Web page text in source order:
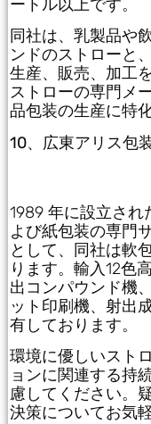
ートル以上です。
同社は、乳製品や
ンドのストローと
生産、販売、加工
ストローの専門メ
品包装の生産に特
10、広東アリス包
1989 年に設立さ
よび紙包装の専門
として、同社は軟
ります。輸入12色
出コンパウンド機
ット印刷機、射出
有しております。
環境に優しいスト
ョンに関連する持
慮してください。
決策についてお気